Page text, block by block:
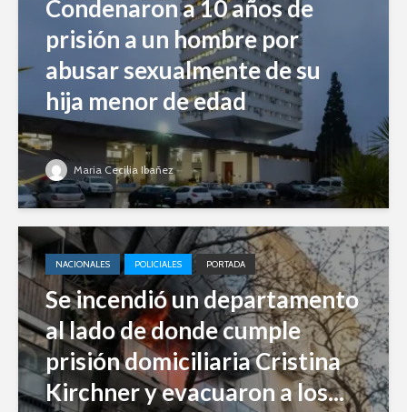
Condenaron a 10 años de
prisión a un hombre por
abusar sexualmente de su
hija menor de edad
Maria Cecilia Ibañez
NACIONALES POLICIALES PORTADA
Se incendió un departamento
al lado de donde cumple
prisión domiciliaria Cristina
Kirchner y evacuaron a los...